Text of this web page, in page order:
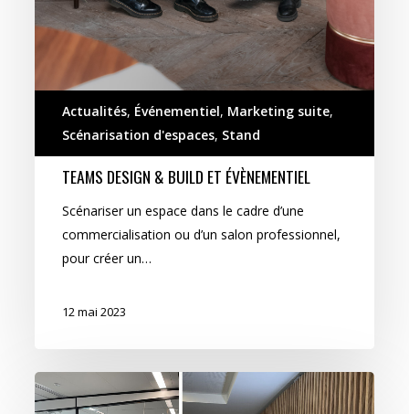
Actualités, Événementiel, Marketing suite,
Scénarisation d'espaces, Stand
TEAMS DESIGN & BUILD ET ÉVÈNEMENTIEL
Scénariser un espace dans le cadre d’une
commercialisation ou d’un salon professionnel,
pour créer un…
12 mai 2023
13
en